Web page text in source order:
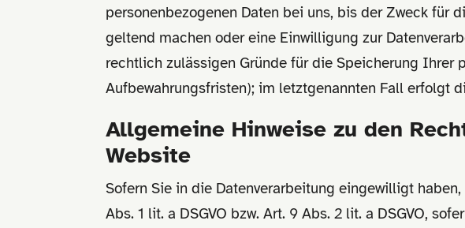
personenbezogenen Daten bei uns, bis der Zweck für
geltend machen oder eine Einwilligung zur
rechtlich zulässigen Gründe für die Speicherung Ihrer
Aufbewahrungsfristen); im letztgenannten Fall erfolgt
Allgemeine Hinweise zu den
Website
Sofern Sie in die Datenverarbeitung eingewilligt
Abs. 1 lit. a DSGVO bzw. Art. 9 Abs. 2 lit. a DSGVO,